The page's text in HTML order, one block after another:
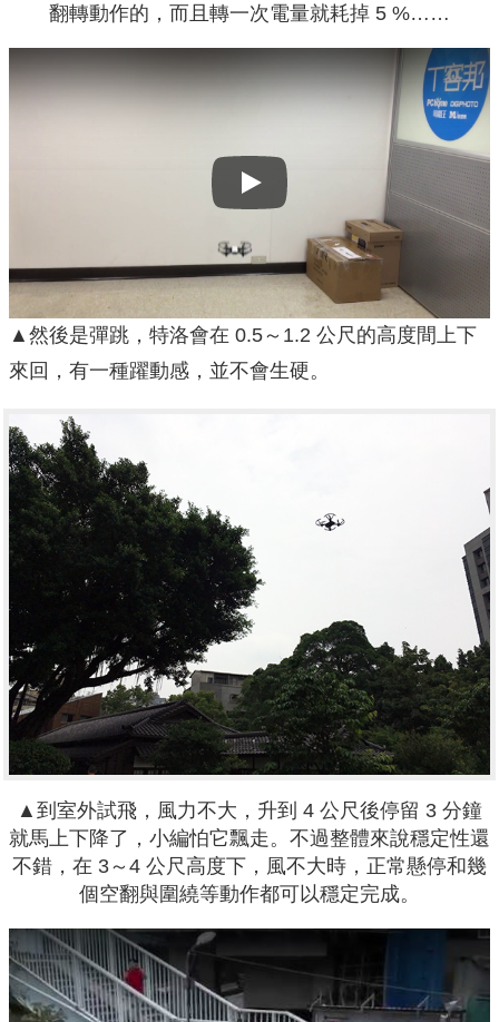
翻轉動作的，而且轉一次電量就耗掉 5 %……
Play
▲然後是彈跳，特洛會在 0.5～1.2 公尺的高度間上下
來回，有一種躍動感，並不會生硬。
▲到室外試飛，風力不大，升到 4 公尺後停留 3 分鐘
就馬上下降了，小編怕它飄走。不過整體來說穩定性還
不錯，在 3～4 公尺高度下，風不大時，正常懸停和幾
個空翻與圍繞等動作都可以穩定完成。